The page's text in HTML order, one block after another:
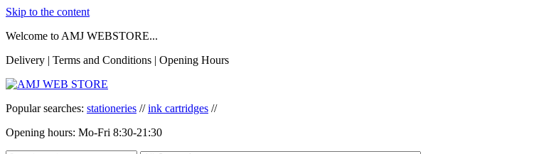
Skip to the content
Welcome to AMJ WEBSTORE...
Delivery | Terms and Conditions | Opening Hours
AMJ WEB STORE
AMJ WEB STORE
Popular searches: stationeries //ink cartridges //
Opening hours: Mo-Fri 8:30-21:30